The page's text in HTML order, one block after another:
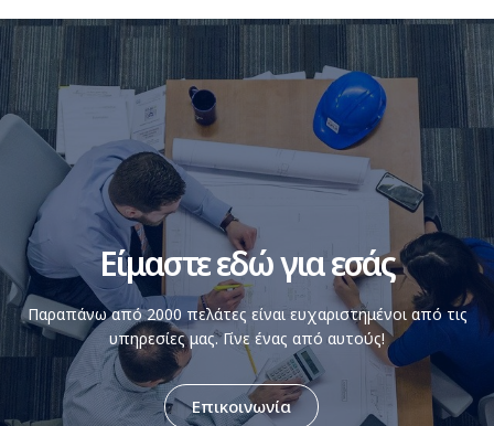
Είμαστε εδώ για εσάς
Παραπάνω από 2000 πελάτες είναι ευχαριστημένοι από τις
υπηρεσίες μας. Γίνε ένας από αυτούς!
Επικοινωνία